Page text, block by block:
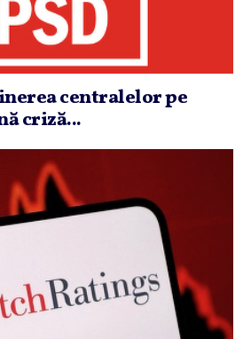
centralelor pe
criză...